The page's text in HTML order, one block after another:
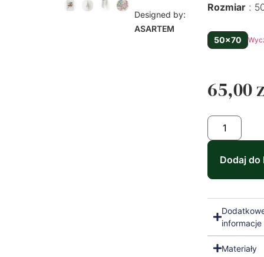
Designed by:
ASARTEM
Rozmiar
50x70
65,00
Dodaj do
informacje
Materiały